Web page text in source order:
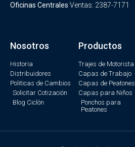
Oficinas Centrales Ventas: 2387-7171
Nosotros
Historia
Distribuidores
Politicas de Cambios
Solicitar Cotización
Blog Ciclón
Productos
Trajes de Motorista
Capas de Trabajo
Capas de Peatones
Capas para Niños
Ponchos para
Peatones